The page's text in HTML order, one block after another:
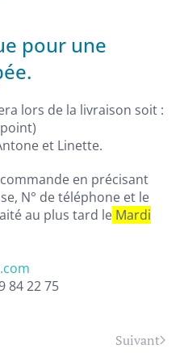
pour une
lors de la livraison soit :
et Linette.
en précisant
N° de téléphone et le
au plus tard le Mardi
84 22 75
Suivant